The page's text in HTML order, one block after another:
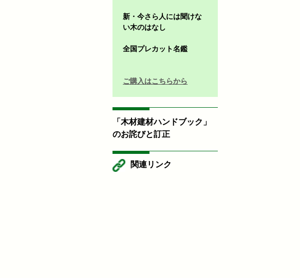
新・今さら人には聞けな
い木のはなし
全国プレカット名鑑
ご購入はこちらから
「木材建材ハンドブック」
のお詫びと訂正
関連リンク